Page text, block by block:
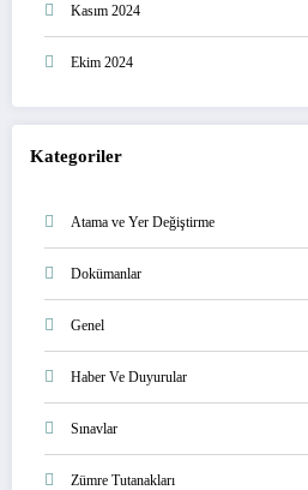
Kasım 2024
Ekim 2024
Kategoriler
Atama ve Yer Değiştirme
Dokümanlar
Genel
Haber Ve Duyurular
Sınavlar
Zümre Tutanakları